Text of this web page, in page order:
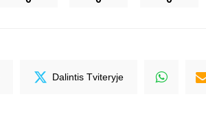
Dalintis Tviteryje